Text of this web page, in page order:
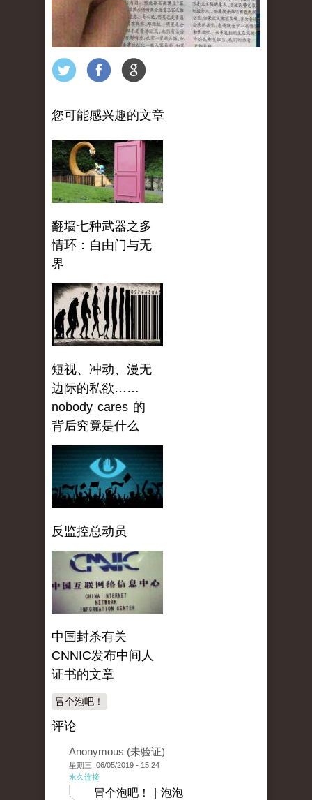
您可能感兴趣的文章
翻墙七种武器之多
情环：自由门与无
界
短视、冲动、漫无
边际的私欲……
nobody cares 的
背后究竟是什么
反监控总动员
中国封杀有关
CNNIC发布中间人
证书的文章
冒个泡吧！
评论
Anonymous (未验证)
星期三, 06/05/2019 - 15:24
永久连接
冒个泡吧！ | 泡泡